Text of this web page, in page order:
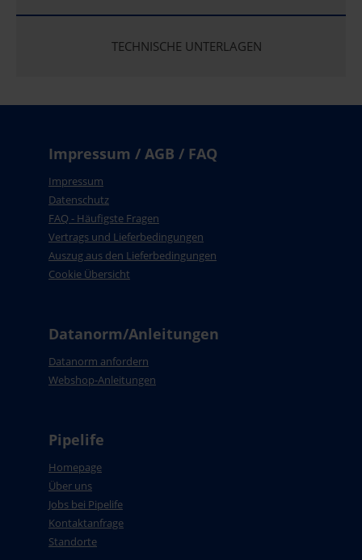
TECHNISCHE UNTERLAGEN
Impressum / AGB / FAQ
Impressum
Datenschutz
FAQ - Häufigste Fragen
Vertrags und Lieferbedingungen
Auszug aus den Lieferbedingungen
Cookie Übersicht
Datanorm/Anleitungen
Datanorm anfordern
Webshop-Anleitungen
Pipelife
Homepage
Über uns
Jobs bei Pipelife
Kontaktanfrage
Standorte